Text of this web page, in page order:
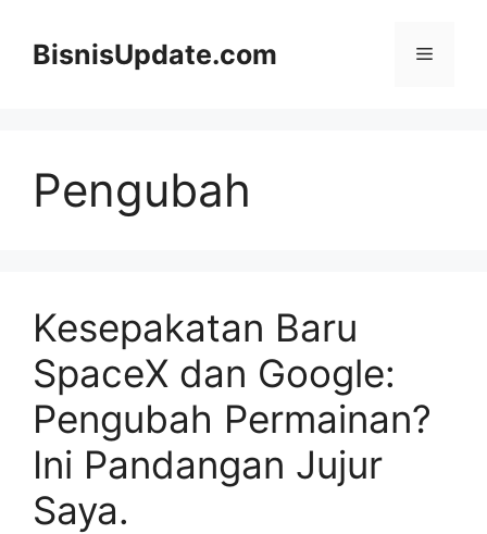
BisnisUpdate.com Menu
Pengubah
Kesepakatan Baru
SpaceX dan Google:
Pengubah Permainan?
Ini Pandangan Jujur
Saya.